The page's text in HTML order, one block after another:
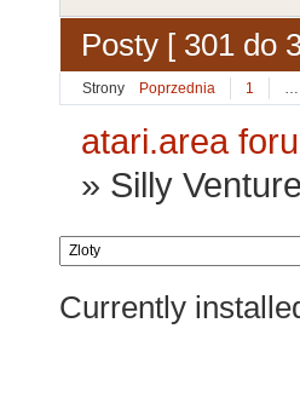
Posty [ 301 do
Strony Poprzednia 1 …
atari.area
» Silly
Currently